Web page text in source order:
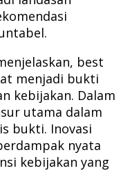
best
menjadi bukti
kebijakan. Dalam
utama dalam
bukti. Inovasi
nyata
kebijakan yang